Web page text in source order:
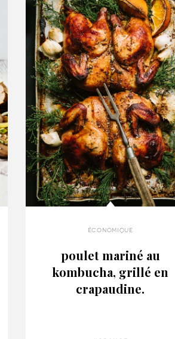
économique
poulet mariné au
kombucha, grillé en
crapaudine.